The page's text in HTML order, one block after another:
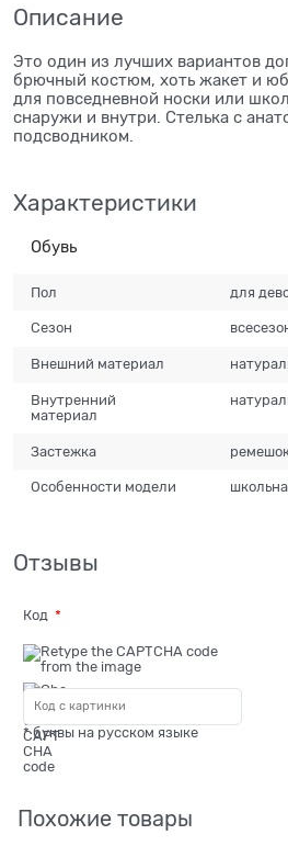
Описание
Это один из лучших вариантов
брючный костюм, хоть жакет и
для повседневной носки или
снаружи и внутри. Стелька с
подсводником.
Характеристики
Обувь
Пол для
Сезон
Внешний материал
Внутренний
материал
Застежка
Особенности модели
Отзывы
Код
* буквы на русском языке
Похожие товары